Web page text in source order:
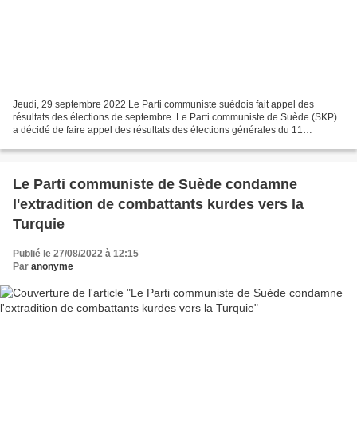
Jeudi, 29 septembre 2022 Le Parti communiste suédois fait appel des
résultats des élections de septembre. Le Parti communiste de Suède (SKP)
a décidé de faire appel des résultats des élections générales du 11
Le Parti communiste de Suède condamne
l'extradition de combattants kurdes vers la
Turquie
Publié le 27/08/2022 à 12:15
Par anonyme